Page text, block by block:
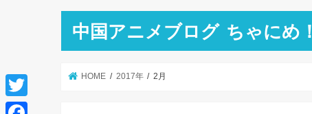
中国アニメブログ ちゃにめ！
HOME 2017年 2月
T